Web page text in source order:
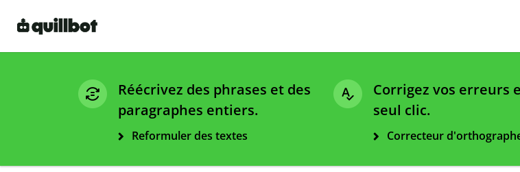
Réécrivez des phrases et des
paragraphes entiers.
Reformuler des textes
Corrigez vos erreurs
seul clic.
Correcteur